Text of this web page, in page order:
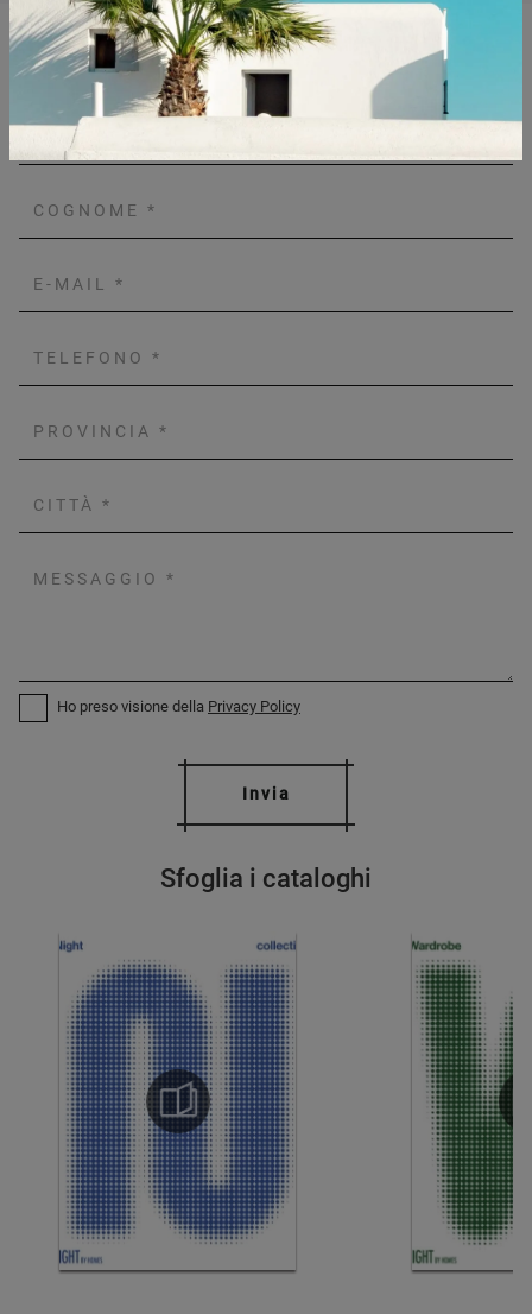
Sfoglia i cataloghi
Richiedi Maggiori Informazioni
Ho preso visione della Privacy Policy
Invia